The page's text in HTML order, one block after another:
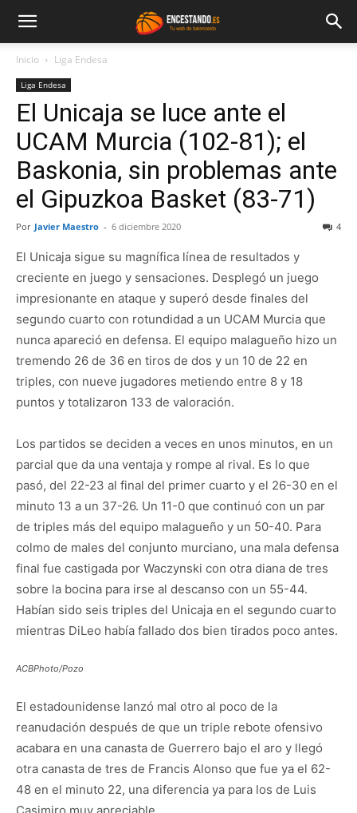
Inicio Liga Endesa
Liga Endesa
El Unicaja se luce ante el
UCAM Murcia (102-81); el
Baskonia, sin problemas ante
el Gipuzkoa Basket (83-71)
Por Javier Maestro - 6 diciembre 2020 4
El Unicaja sigue su magnífica línea de resultados y
creciente en juego y sensaciones. Desplegó un juego
impresionante en ataque y superó desde finales del
segundo cuarto con rotundidad a un UCAM Murcia que
nunca apareció en defensa. El equipo malagueño hizo un
tremendo 26 de 36 en tiros de dos y un 10 de 22 en
triples, con nueve jugadores metiendo entre 8 y 18
puntos y totalizaron 133 de valoración.
Los partidos se deciden a veces en unos minutos, en un
parcial que da una ventaja y rompe al rival. Es lo que
pasó, del 22-23 al final del primer cuarto y el 26-30 en el
minuto 13 a un 37-26. Un 11-0 que continuó con un par
de triples más del equipo malagueño y un 50-40. Para
colmo de males del conjunto murciano, una mala defensa
final fue castigada por Waczynski con otra diana de tres
sobre la bocina para irse al descanso con un 55-44.
Habían sido seis triples del Unicaja en el segundo cuarto
mientras DiLeo había fallado dos bien tirados poco antes.
ACBPhoto/Pozo
El estadounidense lanzó mal otro al poco de la
reanudación después de que un triple rebote ofensivo
acabara en una canasta de Guerrero bajo el aro y llegó
otra canasta de tres de Francis Alonso que fue ya el 62-
48 en el minuto 22, una diferencia ya para los de Luis